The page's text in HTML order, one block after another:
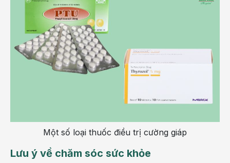
Một số loại thuốc điều trị cường giáp
Lưu ý về chăm sóc sức khỏe